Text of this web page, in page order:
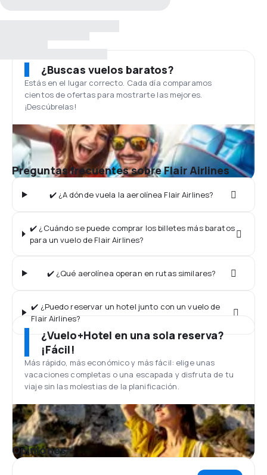
¿Buscas vuelos baratos?
Estás en el lugar correcto. Cada día comparamos
cientos de ofertas para mostrarte las mejores.
¡Descúbrelas!
Preguntas frecuentes sobre Flair Airlines
✔️ ¿A dónde vuela la aerolínea Flair Airlines?
✔️ ¿Cuándo se puede comprar los billetes más baratos
para un vuelo de Flair Airlines?
✔️ ¿Qué aerolínea operan en rutas similares?
✔️ ¿Puedo reservar un hotel junto con un vuelo de
Flair Airlines?
¿Vuelo+Hotel en una sola reserva?
¡Fácil!
Más rápido, más económico y más fácil: elige unas
vacaciones completas o una escapada y disfruta de tu
viaje sin las molestias de la planificación.
Opiniones